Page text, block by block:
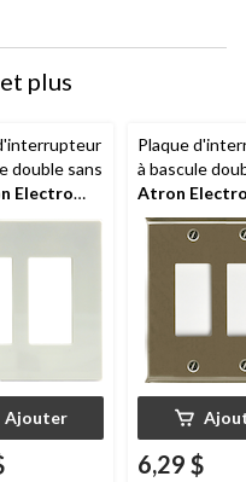
plus
double sans
Electro
blanc
Ajouter
Plaque
à bascule
Atron
Industries
2167RRBN, 2
dispositifs,
6,29 $